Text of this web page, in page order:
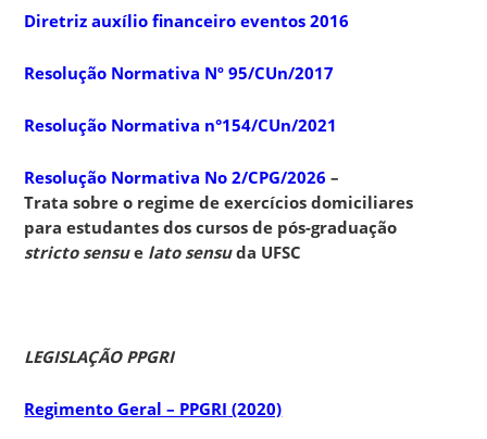
Diretriz auxílio financeiro eventos 2016
Resolução Normativa Nº 95/CUn/2017
Resolução Normativa n°154/CUn/2021
Resolução Normativa No 2/CPG/2026–
Trata sobre o regime de exercícios domiciliares
para estudantes dos cursos de pós-graduação
stricto sensue lato sensuda UFSC
LEGISLAÇÃO PPGRI
Regimento Geral – PPGRI (2020)